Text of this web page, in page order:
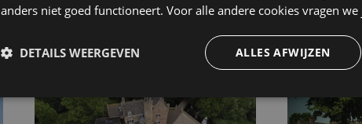
Overnachting op locatie
anders niet goed functioneert. Voor alle andere cookies vragen
ALLES AFWIJZEN
DETAILS WEERGEVEN